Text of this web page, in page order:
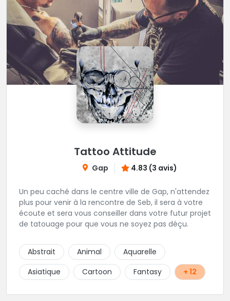
Tattoo Attitude
Gap 4.83 (3 avis)
Un peu caché dans le centre ville de Gap, n'attendez
plus pour venir à la rencontre de Seb, il sera à votre
écoute et sera vous conseiller dans votre futur projet
de tatouage pour que vous ne soyez pas déçu.
Abstrait Animal
Aquarelle
Asiatique
Cartoon Fantasy + 12